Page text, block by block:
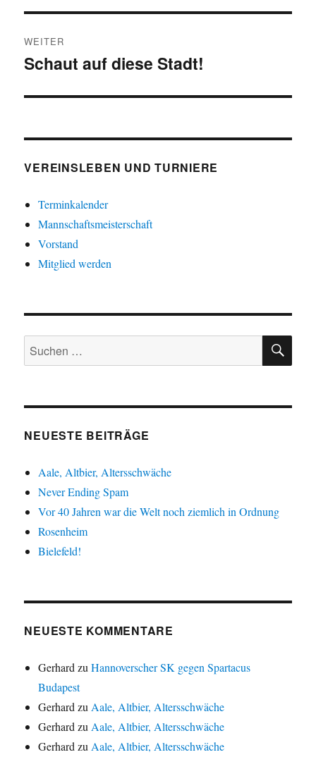
WEITER
Nächster
Schaut auf diese Stadt!
VEREINSLEBEN UND TURNIERE
Terminkalender
Mannschaftsmeisterschaft
Vorstand
Mitglied werden
Suche
nach:
NEUESTE BEITRÄGE
Aale, Altbier, Altersschwäche
Never Ending Spam
Vor 40 Jahren war die Welt noch ziemlich in Ordnung
Rosenheim
Bielefeld!
NEUESTE KOMMENTARE
Gerhard zuHannoverscher SK gegen Spartacus
Budapest
Gerhard zu Aale, Altbier, Altersschwäche
Gerhard zu Aale, Altbier, Altersschwäche
Gerhard zu Aale, Altbier, Altersschwäche